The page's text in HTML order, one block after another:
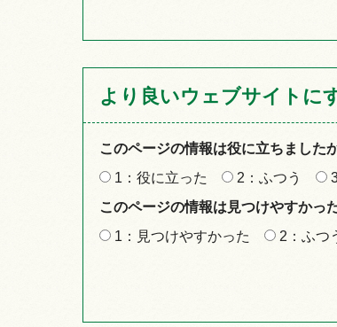
より良いウェブサイトに
このページの情報は役に立ちました
1：役に立った
2：ふつう
このページの情報は見つけやすかっ
1：見つけやすかった
2：ふつ